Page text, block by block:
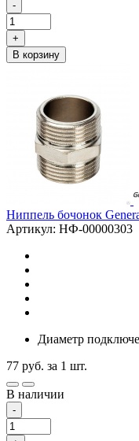
-
+
В корзину
Ниппель бочонок
Артикул: НФ-00000303
Диаметр
77 руб. за 1 шт.
В наличии
-